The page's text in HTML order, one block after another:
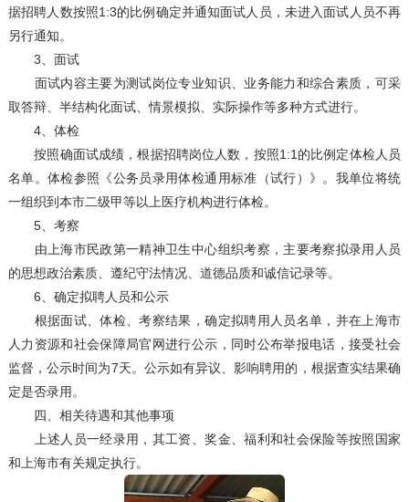
据招聘人数按照1:3的比例确定并通知面试人员，未进入面试人员不再
另行通知。
3、面试
面试内容主要为测试岗位专业知识、业务能力和综合素质，可采
取答辩、半结构化面试、情景模拟、实际操作等多种方式进行。
4、体检
按照确面试成绩，根据招聘岗位人数，按照1:1的比例定体检人员
名单。体检参照《公务员录用体检通用标准（试行）》。我单位将统
一组织到本市二级甲等以上医疗机构进行体检。
5、考察
由上海市民政第一精神卫生中心组织考察，主要考察拟录用人员
的思想政治素质、遵纪守法情况、道德品质和诚信记录等。
6、确定拟聘人员和公示
根据面试、体检、考察结果，确定拟聘用人员名单，并在上海市
人力资源和社会保障局官网进行公示，同时公布举报电话，接受社会
监督，公示时间为7天。公示如有异议、影响聘用的，根据查实结果确
定是否录用。
四、相关待遇和其他事项
上述人员一经录用，其工资、奖金、福利和社会保险等按照国家
和上海市有关规定执行。